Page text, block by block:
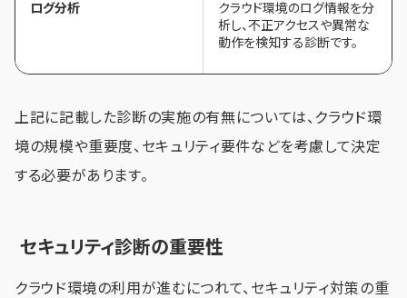
ログ分析
クラウド環境のログ情報を分
析し、不正アクセスや異常な
動作を検知する診断です。
上記に記載した診断の実施の有無については、クラウド環
境の規模や重要度、セキュリティ要件などを考慮して決定
する必要があります。
セキュリティ診断の重要性
クラウド環境の利用が進むにつれて、セキュリティ対策の重